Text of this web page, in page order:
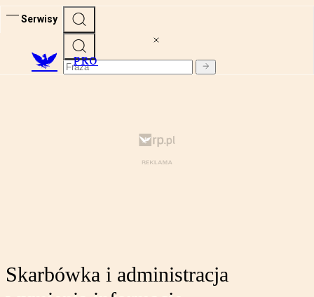
Serwisy
PRO
Skarbówka i administracja